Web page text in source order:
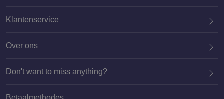
020 659 3444
Klantenservice
Over ons
Don't want to miss anything?